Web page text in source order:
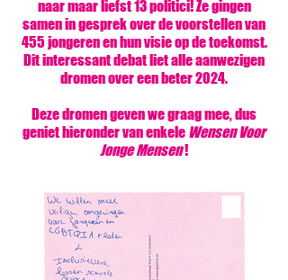
naar maar liefst 13 politici! Ze gingen
samen in gesprek over de voorstellen van
455 jongeren en hun visie op de toekomst.
Dit interessant debat liet alle aanwezigen
dromen over een beter 2024.
Deze dromen geven we graag mee, dus
geniet hieronder van enkele Wensen Voor
Jonge Mensen!